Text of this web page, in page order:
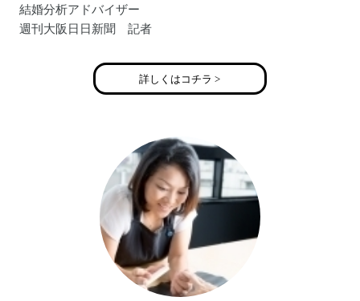
結婚分析アドバイザー
週刊大阪日日新聞 記者
詳しくはコチラ >